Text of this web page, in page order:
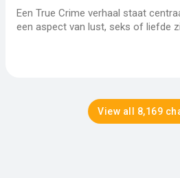
Een True Crime verhaal staat
een aspect van lust, seks of liefde
View all 8,169